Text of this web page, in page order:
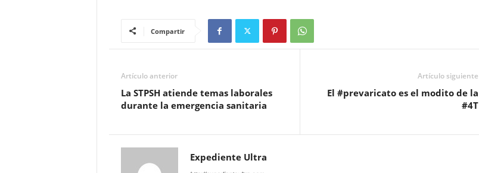
Compartir
Artículo anterior
La STPSH atiende temas laborales
durante la emergencia sanitaria
Artículo siguiente
El #prevaricato es el modito de la
#4T
Expediente Ultra